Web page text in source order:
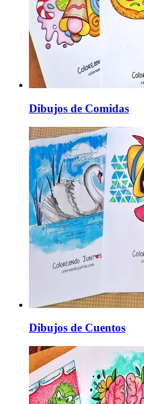
Dibujos de Comidas
Dibujos de Cuentos